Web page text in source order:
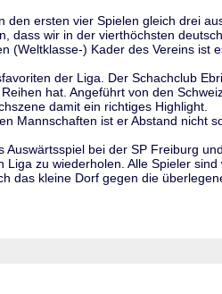
ersten vier Spielen gleich drei
wir in der vierthöchsten
(Weltklasse-) Kader des Vereins ist
der Liga. Der Schachclub
hat. Angeführt von den
damit ein richtiges Highlight.
Mannschaften ist er Abstand nicht
bei der SP Freiburg
zu wiederholen. Alle Spieler sind
das kleine Dorf gegen die